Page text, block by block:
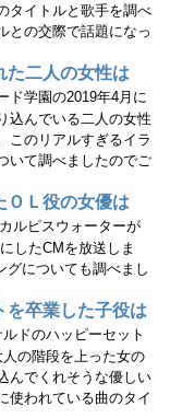
タイトルと歌手を調べ
との交際で話題になっ
た二人の女性は
ド学園の2019年4月に
込んでいる二人の女性
このリアルすぎるイラ
いて調べましたのでご
ＯＬ役の女優は
カルピスウォーターが
したCMを放送しま
グについても調べまし
を卒業した子役は
ドのハッピーセット
の階段を上った女の
んでくれそうな優しい
使われている曲のタイ